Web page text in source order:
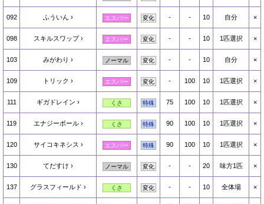
092 ふういん エスパー 変化 - - 10 自分 ×
098 スキルスワップ エスパー 変化 - - 10 1匹選択 ×
103 みがわり ノーマル 変化 - - 10 自分 ×
109 トリック エスパー 変化 - 100 10 1匹選択 ×
111 ギガドレイン くさ 特殊 75 100 10 1匹選択 ×
119 エナジーボール くさ 特殊 90 100 10 1匹選択 ×
120 サイコキネシス エスパー 特殊 90 100 10 1匹選択 ×
130 てだすけ ノーマル 変化 - - 20 味方1匹 ×
137 グラスフィールド くさ 変化 - - 10 全体場 ×